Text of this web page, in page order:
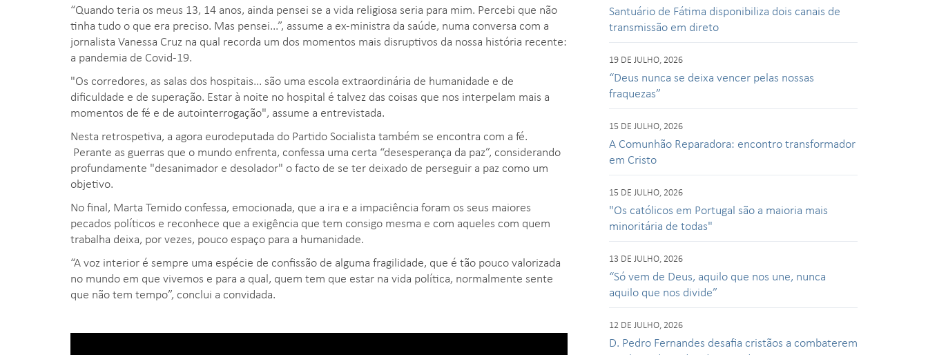
“Quando teria os meus 13, 14 anos, ainda pensei se a vida religiosa seria para mim. Percebi que não
tinha tudo o que era preciso. Mas pensei...”, assume a ex-ministra da saúde, numa conversa com a
jornalista Vanessa Cruz na qual recorda um dos momentos mais disruptivos da nossa história recente:
a pandemia de Covid-19.
"Os corredores, as salas dos hospitais... são uma escola extraordinária de humanidade e de
dificuldade e de superação. Estar à noite no hospital é talvez das coisas que nos interpelam mais a
momentos de fé e de autointerrogação", assume a entrevistada.
Nesta retrospetiva, a agora eurodeputada do Partido Socialista também se encontra com a fé.
Perante as guerras que o mundo enfrenta, confessa uma certa “desesperança da paz”, considerando
profundamente "desanimador e desolador" o facto de se ter deixado de perseguir a paz como um
objetivo.
No final, Marta Temido confessa, emocionada, que a ira e a impaciência foram os seus maiores
pecados políticos e reconhece que a exigência que tem consigo mesma e com aqueles com quem
trabalha deixa, por vezes, pouco espaço para a humanidade.
“A voz interior é sempre uma espécie de confissão de alguma fragilidade, que é tão pouco valorizada
no mundo em que vivemos e para a qual, quem tem que estar na vida política, normalmente sente
que não tem tempo”, conclui a convidada.
Santuário de Fátima disponibiliza dois canais de
transmissão em direto
19 DE JULHO, 2026
“Deus nunca se deixa vencer pelas nossas
fraquezas”
15 DE JULHO, 2026
A Comunhão Reparadora: encontro transformador
em Cristo
15 DE JULHO, 2026
"Os católicos em Portugal são a maioria mais
minoritária de todas"
13 DE JULHO, 2026
“Só vem de Deus, aquilo que nos une, nunca
aquilo que nos divide”
12 DE JULHO, 2026
D. Pedro Fernandes desafia cristãos a combaterem